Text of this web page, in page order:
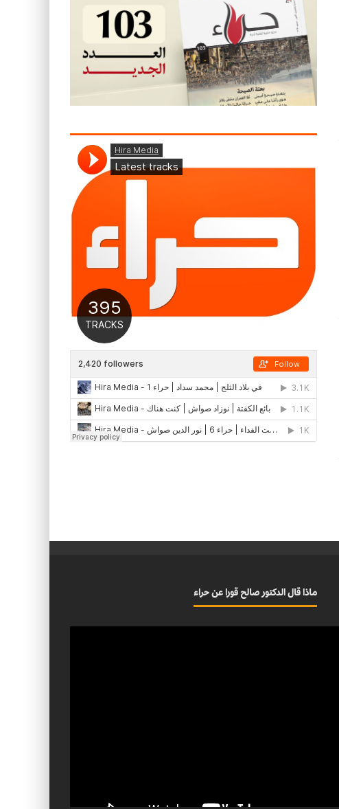
ماذا قال الدكتور صالح قورا عن حراء